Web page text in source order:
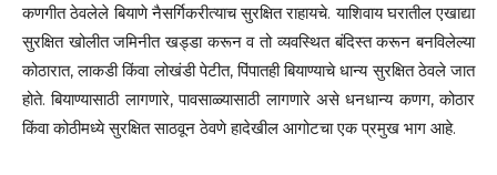
कणगीत ठेवलेले बियाणे नैसर्गिकरीत्याच सुरक्षित राहायचे. याशिवाय घरातील एखाद्या
सुरक्षित खोलीत जमिनीत खड्डा करून व तो व्यवस्थित बंदिस्त करून बनविलेल्या
कोठारात, लाकडी किंवा लोखंडी पेटीत, पिंपातही बियाण्याचे धान्य सुरक्षित ठेवले जात
होते. बियाण्यासाठी लागणारे, पावसाळ्यासाठी लागणारे असे धनधान्य कणग, कोठार
किंवा कोठीमध्ये सुरक्षित साठवून ठेवणे हादेखील आगोटचा एक प्रमुख भाग आहे.